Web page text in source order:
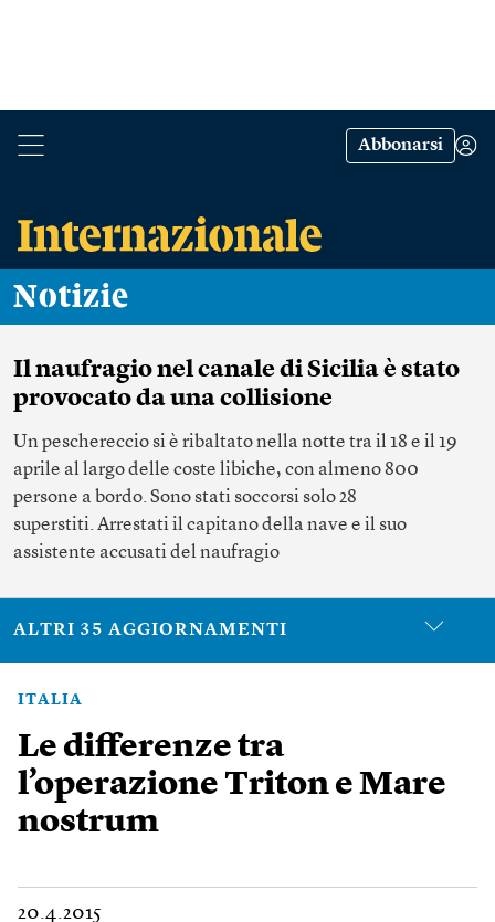
Abbonarsi
Notizie
Il naufragio nel canale di Sicilia è stato
provocato da una collisione
Un peschereccio si è ribaltato nella notte tra il 18 e il 19
aprile al largo delle coste libiche, con almeno 800
persone a bordo. Sono stati soccorsi solo 28
superstiti. Arrestati il capitano della nave e il suo
assistente accusati del naufragio
ALTRI 35 AGGIORNAMENTI
ITALIA
Le differenze tra
l’operazione Triton e Mare
nostrum
20.4.2015